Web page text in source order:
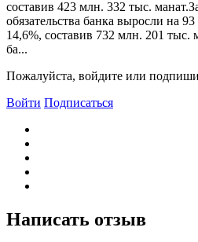
составив 423 млн. 332 тыс.
обязательства банка выросли на
14,6%, составив 732 млн. 201 тыс.
ба...
Пожалуйста, войдите или
Войти Подписаться
Написать отзыв